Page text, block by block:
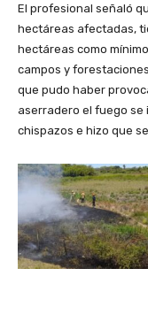
El profesional señaló
hectáreas afectadas,
hectáreas como
campos y
que pudo haber
aserradero el fuego se
chispazos e hizo que